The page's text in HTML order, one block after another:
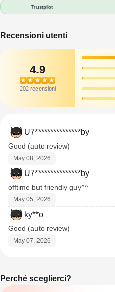
Trustpilot
Recensioni utenti
4.9
202 recensioni
U7***************by
Good (auto review)
May 08, 2026
U7***************by
offtime but friendly guy^^
May 05, 2026
ky**o
Good (auto review)
May 07, 2026
Perché sceglierci?